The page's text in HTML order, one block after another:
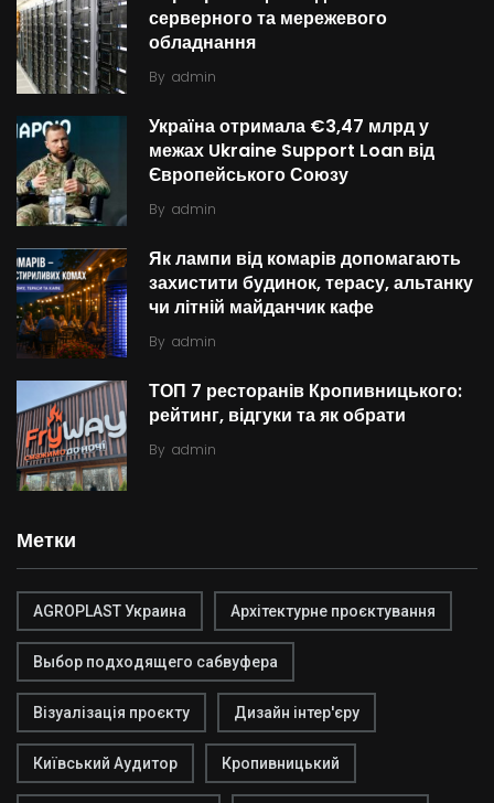
серверного та мережевого
обладнання
By admin
Україна отримала €3,47 млрд у
межах Ukraine Support Loan від
Європейського Союзу
By admin
Як лампи від комарів допомагають
захистити будинок, терасу, альтанку
чи літній майданчик кафе
By admin
ТОП 7 ресторанів Кропивницького:
рейтинг, відгуки та як обрати
By admin
Метки
AGROPLAST Украина Архітектурне проєктування
Выбор подходящего сабвуфера
Візуалізація проєкту Дизайн інтер'єру
Київський Аудитор Кропивницький